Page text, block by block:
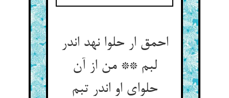
احمق ار حلوا نهد اندر
لبم ** من از آن
حلوای او اندر تبم